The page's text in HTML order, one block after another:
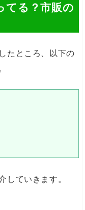
てる？市販の
たところ、以下の
していきます。